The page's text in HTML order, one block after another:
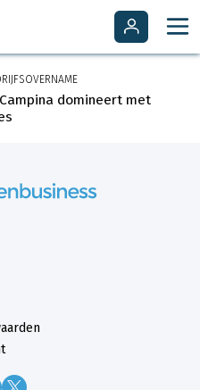
domineert met